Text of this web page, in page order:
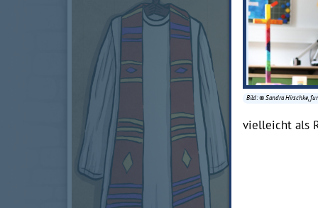
Bild: © Sandra Hirschke,
vielleicht als